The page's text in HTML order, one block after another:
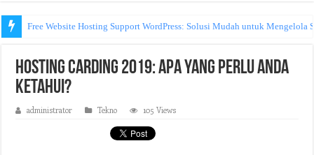
Free Website Hosting Support WordPress: Solusi Mudah untuk Mengelola
Hosting Carding 2019: Apa yang Perlu Anda
Ketahui?
administrator Tekno 105 Views